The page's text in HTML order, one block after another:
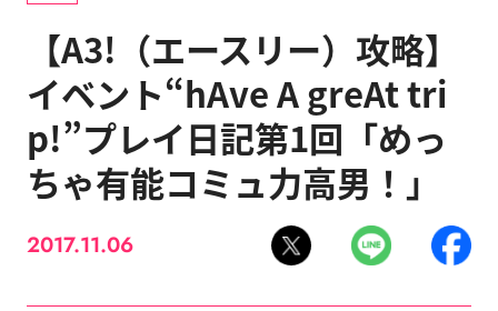
【A3!（エースリー）攻略】
イベント“hAve A greAt tri
p!”プレイ日記第1回「めっ
ちゃ有能コミュ力高男！」
2017.11.06